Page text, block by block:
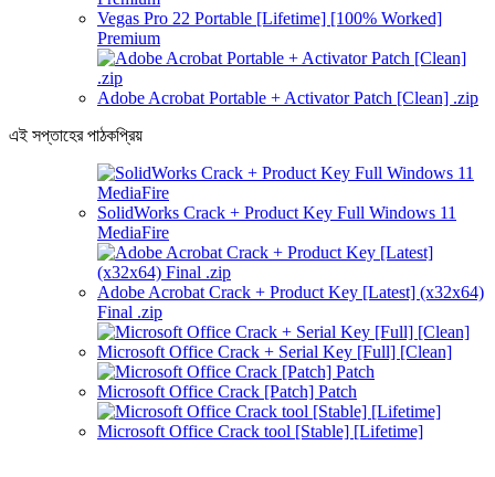
Vegas Pro 22 Portable [Lifetime] [100% Worked]
Premium
Adobe Acrobat Portable + Activator Patch [Clean] .zip
এই সপ্তাহের পাঠকপ্রিয়
SolidWorks Crack + Product Key Full Windows 11
MediaFire
Adobe Acrobat Crack + Product Key [Latest] (x32x64)
Final .zip
Microsoft Office Crack + Serial Key [Full] [Clean]
Microsoft Office Crack [Patch] Patch
Microsoft Office Crack tool [Stable] [Lifetime]